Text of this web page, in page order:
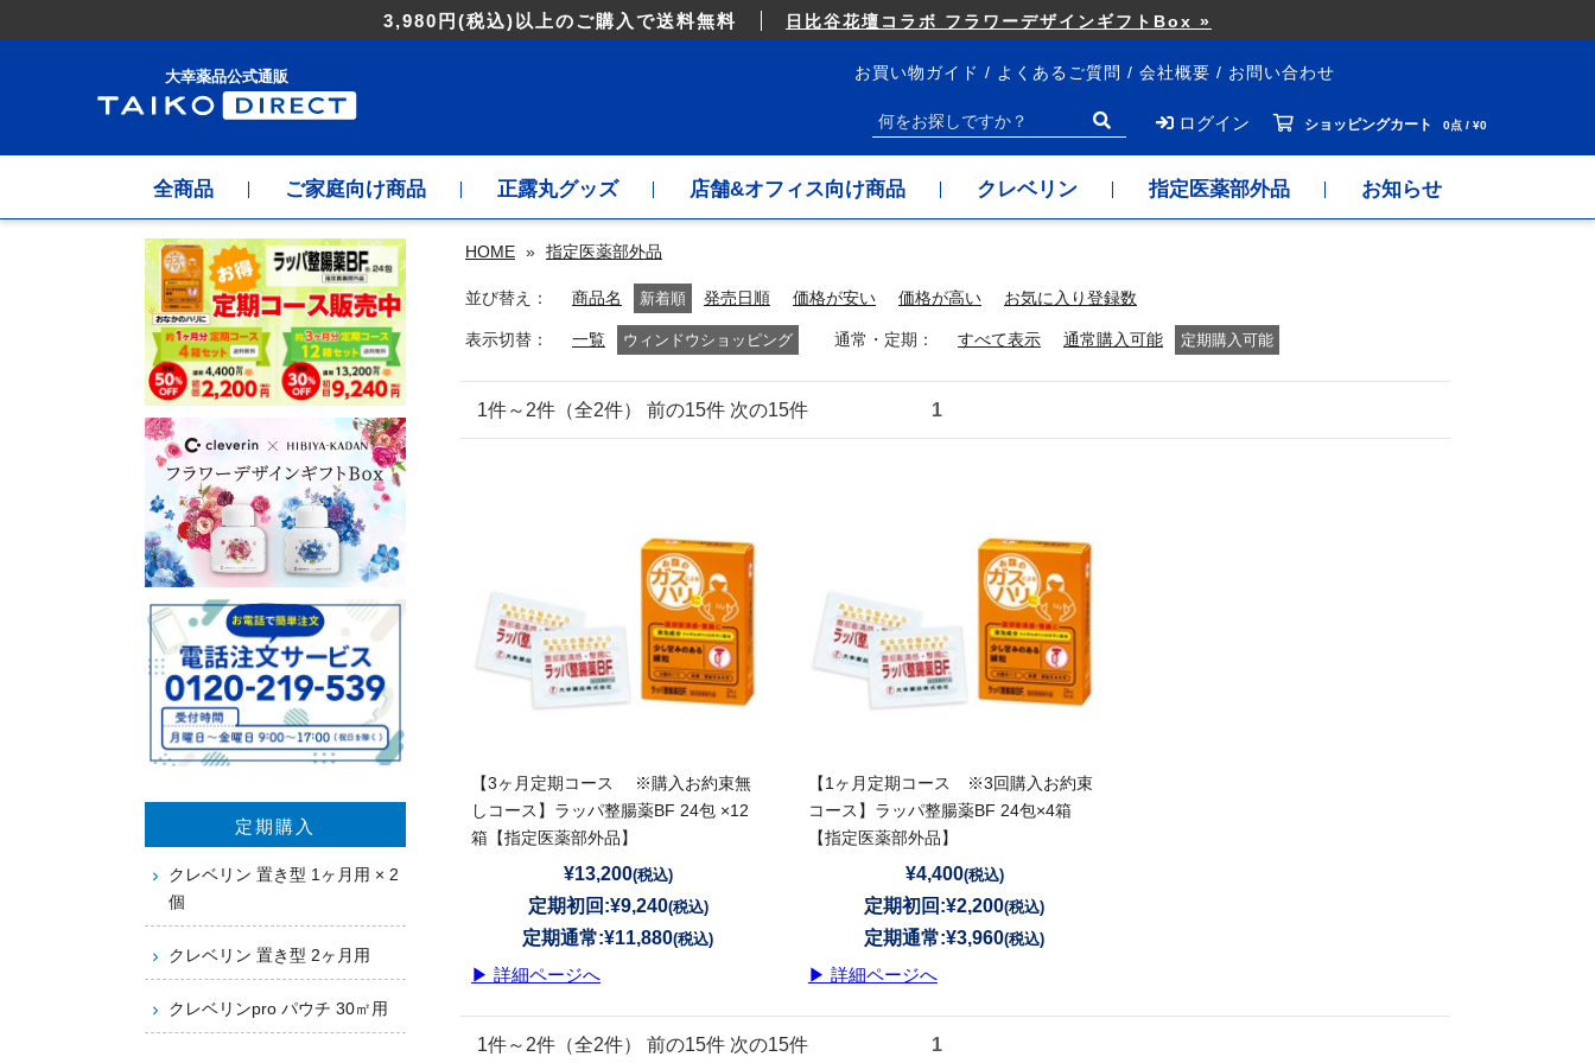
3,980円 (税込) 以上のご購入で送料無料 日比谷花壇コラボ フラワーデザインギフトBox »
大幸薬品公式通販 お買い物ガイド よくあるご質問 会社概要 お問い合わせ
ログイン ショッピングカート 0点 / ¥0
全商品 ご家庭向け商品 正露丸グッズ 店舗&オフィス向け商品 クレベリン 指定医薬部外品 お知らせ
定期購入
クレベリン 置き型 1ヶ月用 × 2
個
クレベリン 置き型 2ヶ月用
クレベリンpro パウチ 30㎡用
HOME » 指定医薬部外品
並び替え 商品名 新着順 発売日順 価格が安い 価格が高い お気に入り登録数
表示切替 一覧 ウィンドウショッピング 通常・定期 すべて表示 通常購入可能 定期購入可能
1件～2件（全2件） 前の15件 次の15件 1
【3ヶ月定期コース ※購入お約束無
しコース】ラッパ整腸薬BF 24包 ×12
箱【指定医薬部外品】
¥13,200(税込)
定期初回:¥9,240(税込)
定期通常:¥11,880(税込)
▶ 詳細ページへ
【1ヶ月定期コース ※3回購入お約束
コース】ラッパ整腸薬BF 24包×4箱
【指定医薬部外品】
¥4,400(税込)
定期初回:¥2,200(税込)
定期通常:¥3,960(税込)
▶ 詳細ページへ
1件～2件（全2件） 前の15件 次の15件 1